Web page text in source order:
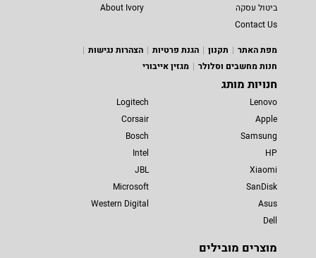
ביטול עסקה
About Ivory
Contact Us
מפת האתר
תקנון הגנת פרטיות
הצהרות נגישות
חנות מחשבים וסלולר
מגזין אייבורי
חנויות מותג
Lenovo
Apple
Samsung
HP
Xiaomi
SanDisk
Asus
Dell
Logitech
Corsair
Bosch
Intel
JBL
Microsoft
Western Digital
מוצרים מובילים